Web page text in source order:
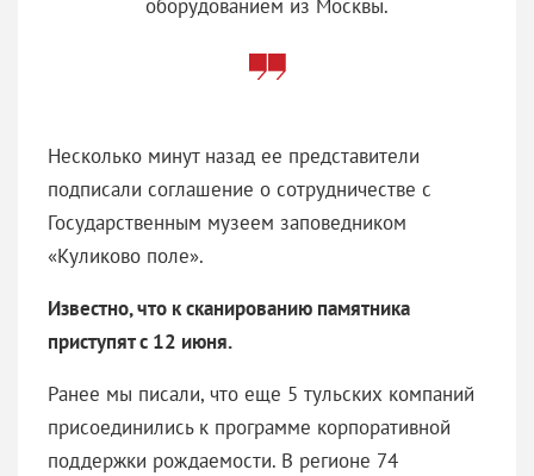
оборудованием из Москвы.
Несколько минут назад ее представители
подписали соглашение о сотрудничестве с
Государственным музеем заповедником
«Куликово поле».
Известно, что к сканированию памятника
приступят с 12 июня.
Ранее мы писали, что еще 5 тульских компаний
присоединились к программе корпоративной
поддержки рождаемости. В регионе 74